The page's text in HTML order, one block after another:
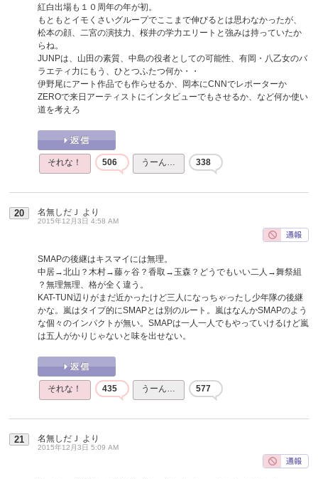
紅白出場も１０周年の年が初。
もともとイモくさいグループでここまで伸びるとは思わなかったが、
松本の顔、二宮の演技力、桜井の学力エリートと強みは持っていたか
らね。
JUNPは、山田の素質、中島の役者としての可能性、有岡・八乙女のバ
ラエティ力にもう、ひとつふたつ何か・・
伊野尾にアート作品でも作らせるか、岡本にCNNでレポーターか
ZEROで来日アーティストにインタビューでもさせるか、など何か使い
道を考えろ
それな！ 506 うーん… 338
20 名無しだＪ より
2015年12月3日 4:58 AM
SMAPの後継はキスマイには無理。
中居→北山？木村→藤ヶ谷？香取→玉森？どうでもいい二人→舞祭組
？無理無理、格が全く違う。
KAT-TUN辺りがまだ近かったけど三人になっちゃったし少年隊の後継
かな。嵐はタイプ的にSMAPとは別のルート。嵐はなんかSMAPのよう
な個々のインパクトが無い。SMAPは一人一人でもやっていけるけど嵐
は五人がかりじゃないと味を出せない。
それな！ 435 うーん… 577
21 名無しだＪ より
2015年12月3日 5:09 AM